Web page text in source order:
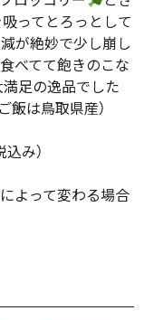
ってとろっとして
が絶妙で少し崩し
べてて飽きのこな
足の逸品でした
飯は鳥取県産）
み）
よって変わる場合